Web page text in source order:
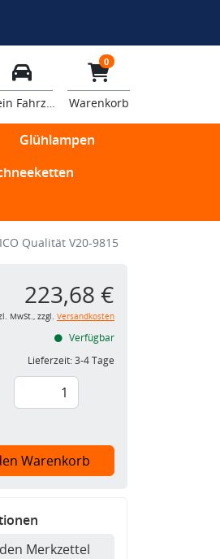
Fahrzeug
0
Warenkorb
Glühlampen
Qualität V20-9815
223,68 €
MwSt., zzgl. Versandkosten
Verfügbar
Lieferzeit:3-4 Tage
Warenkorb
Merkzettel